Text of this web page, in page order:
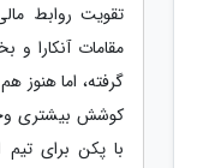
تقویت روابط
مقامات آنکارا
کوشش بیشتری
با پکن برای